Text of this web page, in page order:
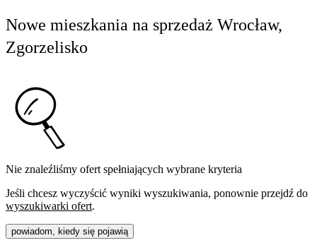
Nowe mieszkania na sprzedaż Wrocław,
Zgorzelisko
Nie znaleźliśmy ofert spełniających wybrane kryteria
Jeśli chcesz wyczyścić wyniki wyszukiwania, ponownie przejdź do
wyszukiwarki ofert.
powiadom, kiedy się pojawią